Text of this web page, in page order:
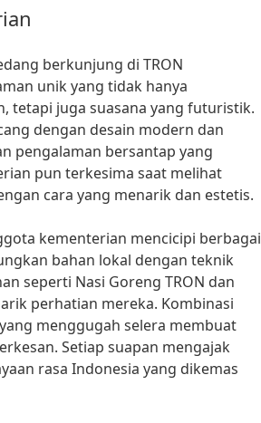
berkunjung di TRON
unik yang tidak hanya
tetapi juga suasana yang futuristik.
dengan desain modern dan
pengalaman bersantap yang
pun terkesima saat melihat
cara yang menarik dan estetis.
kementerian mencicipi berbagai
bahan lokal dengan teknik
seperti Nasi Goreng TRON dan
perhatian mereka. Kombinasi
menggugah selera membuat
Setiap suapan mengajak
rasa Indonesia yang dikemas